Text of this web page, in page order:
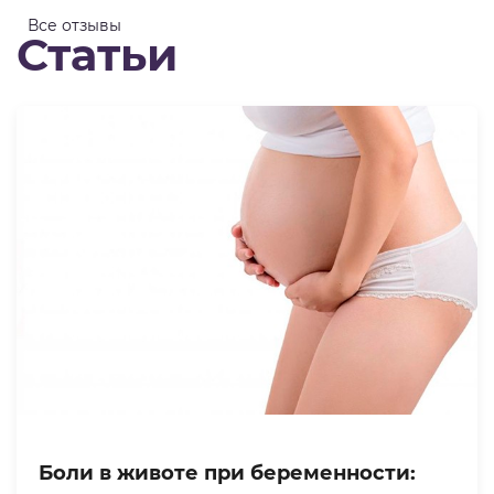
хочу відмітити , що в клініці дуже чисто та
комфортно, все продумано для кращих умов
пацієнта.
Все отзывы
Статьи
Боли в животе при беременности: